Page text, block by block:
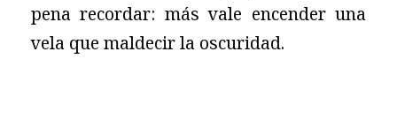
pena recordar: más vale encender una
vela que maldecir la oscuridad.